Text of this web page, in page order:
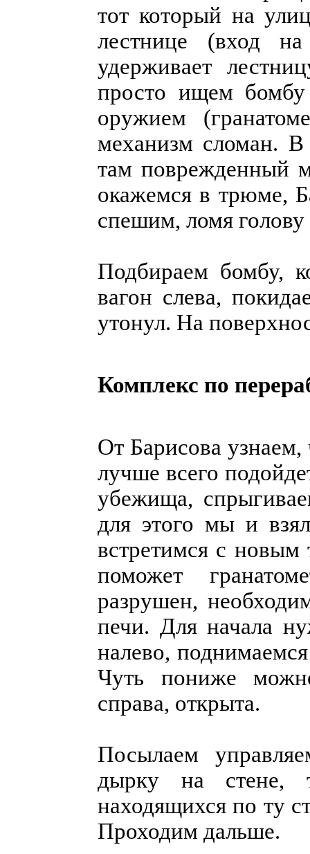
тот который на
лестнице (вход
удерживает
просто ищем
оружием
механизм сломан. В
там поврежденный
окажемся в трюме,
спешим, ломя голову
Подбираем бомбу,
вагон слева,
утонул. На
Комплекс по
От Барисова
лучше всего
убежища,
для этого мы и
встретимся с
поможет
разрушен,
печи. Для начала
налево,
Чуть пониже
справа, открыта.
Посылаем
дырку на стене,
находящихся по ту
Проходим дальше.